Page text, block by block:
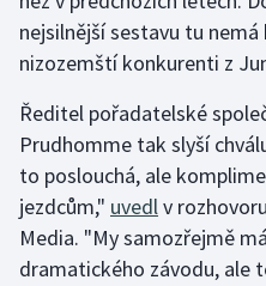
Motorsport
Olympijské hry
Parasport
Plavání
Plážový volejbal
nejsilnější sestavu tu
nizozemští konkurenti z
Ředitel pořadatelské
Prudhomme tak slyší
to poslouchá, ale
jezdcům," uvedlv
Media. "My samozřejmě
dramatického závodu, ale